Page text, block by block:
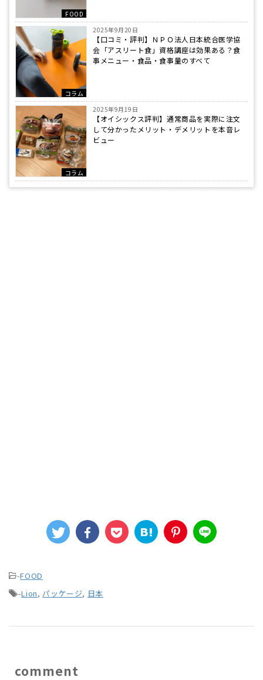
FOOD
コラム
2025年9月20日
【口コミ・評判】ＮＰＯ法人日本統合医学協
会「アスリート食」資格講座は効果ある？食
事メニュー・食品・食事量のすべて
コラム
2025年9月19日
【オイシックス評判】通常商品を実際に注文
して分かったメリット・デメリットを本音レ
ビュー
-FOOD
-Lion, パッケージ, 日本
comment